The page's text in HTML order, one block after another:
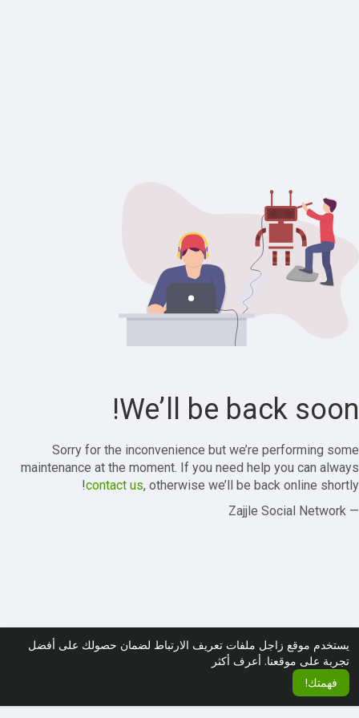
يستخدم موقع زاجل ملفات تعريف الارتباط لضمان حصولك على أفضل
تجربة على موقعنا. أعرف أكثر
فهمتك!
We’ll be back soon!
Sorry for the inconvenience but we’re performing some
maintenance at the moment. If you need help you can always
contact us, otherwise we’ll be back online shortly!
— Zajjle Social Network